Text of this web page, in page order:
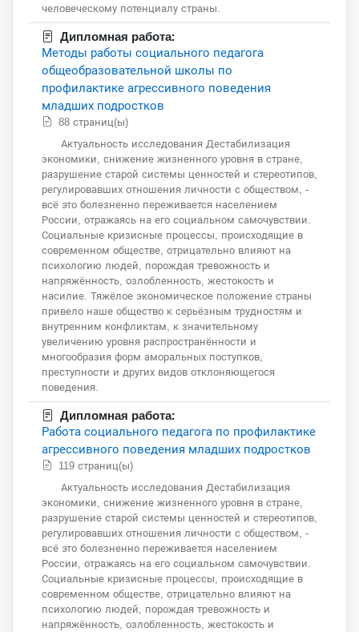
человеческому потенциалу страны.
Дипломная работа:
Методы работы социального педагога
общеобразовательной школы по
профилактике агрессивного поведения
младших подростков
88 страниц(ы)
Актуальность исследования Дестабилизация
экономики, снижение жизненного уровня в стране,
разрушение старой системы ценностей и стереотипов,
регулировавших отношения личности с обществом, -
всё это болезненно переживается населением
России, отражаясь на его социальном самочувствии.
Социальные кризисные процессы, происходящие в
современном обществе, отрицательно влияют на
психологию людей, порождая тревожность и
напряжённость, озлобленность, жестокость и
насилие. Тяжёлое экономическое положение страны
привело наше общество к серьёзным трудностям и
внутренним конфликтам, к значительному
увеличению уровня распространённости и
многообразия форм аморальных поступков,
преступности и других видов отклоняющегося
поведения.
Дипломная работа:
Работа социального педагога по профилактике
агрессивного поведения младших подростков
119 страниц(ы)
Актуальность исследования Дестабилизация
экономики, снижение жизненного уровня в стране,
разрушение старой системы ценностей и стереотипов,
регулировавших отношения личности с обществом, -
всё это болезненно переживается населением
России, отражаясь на его социальном самочувствии.
Социальные кризисные процессы, происходящие в
современном обществе, отрицательно влияют на
психологию людей, порождая тревожность и
напряжённость, озлобленность, жестокость и